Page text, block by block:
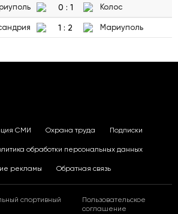
0 : 1 Колос
1 : 2 Мариуполь
СМИ Охрана труда Подписки
обработки персональных данных
рекламы Обратная связь
спортивный
Пользовательское
соглашение